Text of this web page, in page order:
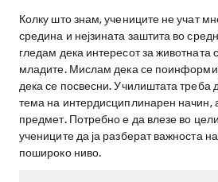
Колку што знам, учениците не учат
средина и нејзината заштита во
гледам дека интересот за животната
младите. Мислам дека се
дека се посвесни. Училиштата треба
тема на интердисциплинарен начин,
предмет. Потребно е да влезе во
учениците да ја разберат важноста
пошироко ниво.